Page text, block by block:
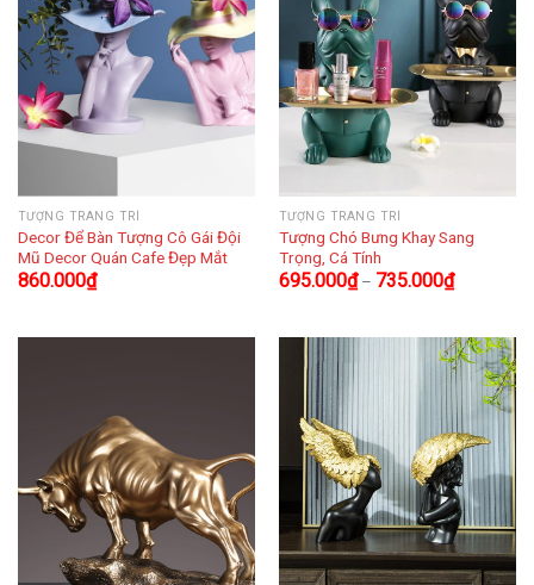
TƯỢNG TRANG TRÍ
Decor Để Bàn Tượng Cô Gái Đội
Mũ Decor Quán Cafe Đẹp Mắt
860.000₫
TƯỢNG TRANG TRÍ
Tượng Chó Bưng Khay Sang
Trọng, Cá Tính
695.000₫– 735.000₫